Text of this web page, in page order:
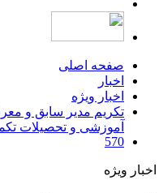
صفحه اصلی
اخبار
اخبار ویژه
تکریم مدیر سابق و
آموزشی و تحصیلات
570
اخبار ویژه